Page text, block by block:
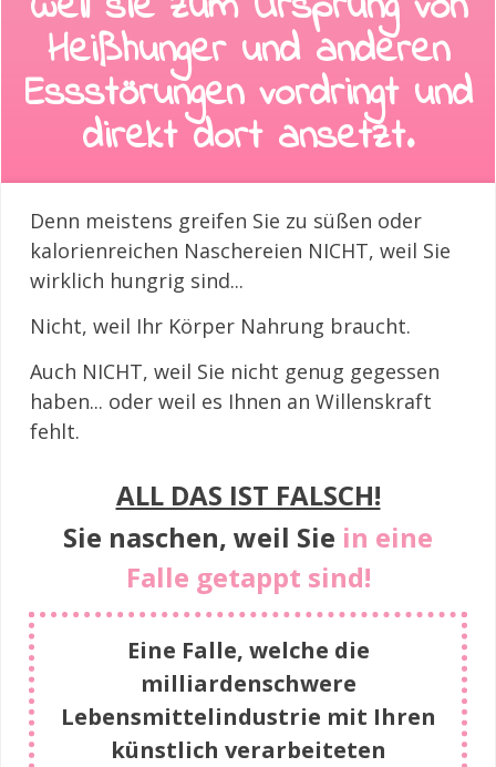
Heißhunger und anderen
Essstörungen vordringt und
direkt dort ansetzt.
Denn meistens greifen Sie zu süßen oder
kalorienreichen Naschereien NICHT, weil Sie
wirklich hungrig sind...
Nicht, weil Ihr Körper Nahrung braucht.
Auch NICHT, weil Sie nicht genug gegessen
haben... oder weil es Ihnen an Willenskraft
fehlt.
ALL DAS IST FALSCH!
Sie naschen, weil Sie in eine
Falle getappt sind!
Eine Falle, welche die
milliardenschwere
Lebensmittelindustrie mit Ihren
künstlich verarbeiteten